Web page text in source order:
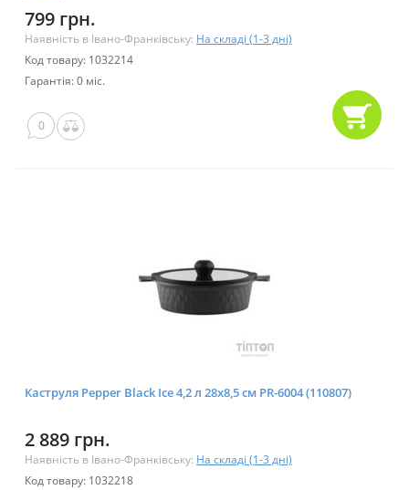
799 грн.
Наявність в Івано-Франківську: На складі (1-3 дні)
Код товару: 1032214
Гарантія: 0 міс.
0
Каструля Pepper Black Ice 4,2 л 28x8,5 см PR-6004 (110807)
2 889 грн.
Наявність в Івано-Франківську: На складі (1-3 дні)
Код товару: 1032218